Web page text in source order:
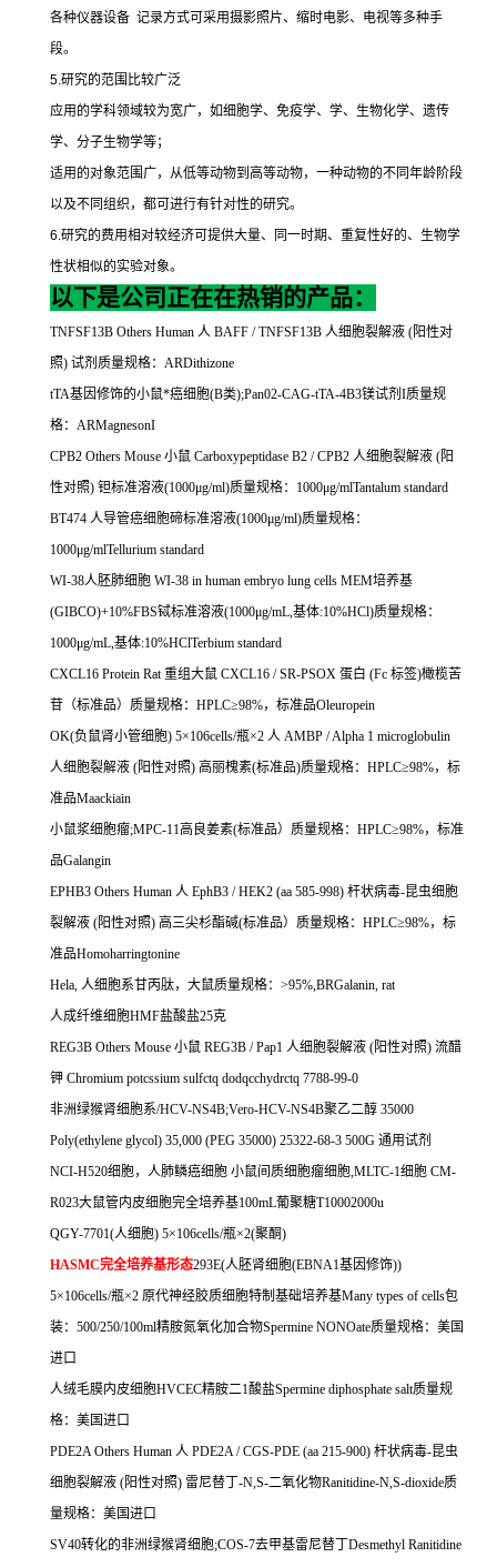
各种仪器设备 记录方式可采用摄影照片、缩时电影、电视等多种手
段。
5.研究的范围比较广泛
应用的学科领域较为宽广，如细胞学、免疫学、学、生物化学、遗传
学、分子生物学等；
适用的对象范围广，从低等动物到高等动物，一种动物的不同年龄阶段
以及不同组织，都可进行有针对性的研究。
6.研究的费用相对较经济可提供大量、同一时期、重复性好的、生物学
性状相似的实验对象。
以下是公司正在在热销的产品：
TNFSF13B Others Human 人 BAFF / TNFSF13B 人细胞裂解液 (阳性对
照) 试剂质量规格： ARDithizone
tTA基因修饰的小鼠*癌细胞(B类);Pan02-CAG-tTA-4B3镁试剂 I质量规
格： ARMagnesonI
CPB2 Others Mouse 小鼠 Carboxypeptidase B2 / CPB2 人细胞裂解液 (阳
性对照) 钽标准溶液(1000μg/ml)质量规格： 1000μg/mlTantalum standard
BT474 人导管癌细胞碲标准溶液(1000μg/ml)质量规格：
1000μg/mlTellurium standard
WI-38人胚肺细胞 WI-38 in human embryo lung cells MEM培养基
(GIBCO)+10%FBS铽标准溶液(1000μg/mL,基体:10%HCl)质量规格：
1000μg/mL,基体:10%HClTerbium standard
CXCL16 Protein Rat重组大鼠 CXCL16 / SR-PSOX 蛋白 (Fc 标签)橄榄苦
苷（标准品）质量规格： HPLC≥98%，标准品Oleuropein
OK(负鼠肾小管细胞) 5×106cells/瓶×2 人 AMBP / Alpha 1 microglobulin
人细胞裂解液 (阳性对照) 高丽槐素(标准品)质量规格： HPLC≥98%，标
准品Maackiain
小鼠浆细胞瘤;MPC-11高良姜素(标准品）质量规格： HPLC≥98%，标准
品Galangin
EPHB3 Others Human 人 EphB3 / HEK2 (aa 585-998) 杆状病毒-昆虫细胞
裂解液 (阳性对照) 高三尖杉酯碱(标准品）质量规格： HPLC≥98%，标
准品Homoharringtonine
Hela, 人细胞系甘丙肽，大鼠质量规格： >95%,BRGalanin, rat
人成纤维细胞HMF盐酸盐25克
REG3B Others Mouse 小鼠 REG3B / Pap1 人细胞裂解液 (阳性对照) 流醋
钾 Chromium potcssium sulfctq dodqcchydrctq 7788-99-0
非洲绿猴肾细胞系/HCV-NS4B;Vero-HCV-NS4B聚乙二醇 35000
Poly(ethylene glycol) 35,000 (PEG 35000) 25322-68-3 500G 通用试剂
NCI-H520细胞，人肺鳞癌细胞 小鼠间质细胞瘤细胞,MLTC-1细胞 CM-
R023大鼠管内皮细胞完全培养基100mL葡聚糖T10002000u
QGY-7701(人细胞) 5×106cells/瓶×2(聚酮)
HASMC完全培养基形态293E(人胚肾细胞(EBNA1基因修饰))
5×106cells/瓶×2 原代神经胶质细胞特制基础培养基Many types of cells包
装： 500/250/100ml精胺氮氧化加合物Spermine NONOate质量规格：美国
进口
人绒毛膜内皮细胞HVCEC精胺二1酸盐Spermine diphosphate salt质量规
格：美国进口
PDE2A Others Human 人 PDE2A / CGS-PDE (aa 215-900) 杆状病毒-昆虫
细胞裂解液 (阳性对照) 雷尼替丁 -N,S-二氧化物Ranitidine-N,S-dioxide质
量规格：美国进口
SV40转化的非洲绿猴肾细胞;COS-7去甲基雷尼替丁 Desmethyl Ranitidine